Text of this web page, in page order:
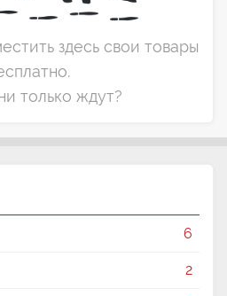
здесь свои товары
только ждут?
6
2